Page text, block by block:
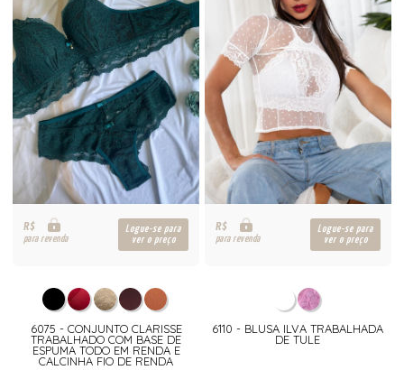
R$
para revenda
Logue-se para
ver o preço
6075 - CONJUNTO CLARISSE
TRABALHADO COM BASE DE
ESPUMA TODO EM RENDA E
CALCINHA FIO DE RENDA
R$
para revenda
Logue-se para
ver o preço
6110 - BLUSA ILVA TRABALHADA
DE TULE